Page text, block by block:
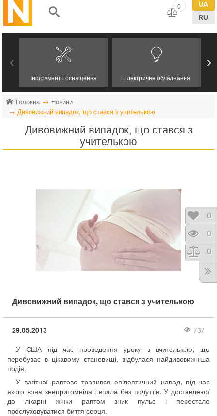
UA
RU
0
Інструмент і оснащення Електричне обладнання
Головна
Новини
Дивовижний випадок, що стався з учителькою
Дивовижний випадок, що стався з
учителькою
Дивовижний випадок, що стався з учителькою
29.05.2013
737
У США під час проведення уроку з вчителькою, що
перебуває в цікавому становищі, відбулася найдивовижніша
подія.
У вагітної раптово трапився епілептичний напад, під час
якого вона знепритомніла і впала без почуттів. У доставленої
до лікарні жінки раптом зник пульс і перестало
прослуховуватися биття серця.
0
0
0